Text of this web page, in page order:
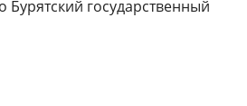
Бурятский государственный